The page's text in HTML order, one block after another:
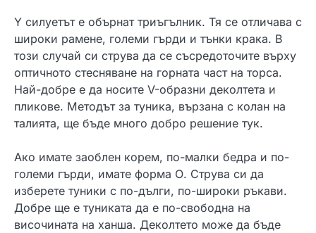
Y силуетът е обърнат триъгълник. Тя се отличава с
широки рамене, големи гърди и тънки крака. В
този случай си струва да се съсредоточите върху
оптичното стесняване на горната част на торса.
Най-добре е да носите V-образни деколтета и
пликове. Методът за туника, вързана с колан на
талията, ще бъде много добро решение тук.
Ако имате заоблен корем, по-малки бедра и по-
големи гърди, имате форма О. Струва си да
изберете туники с по-дълги, по-широки ръкави.
Добре ще е туниката да е по-свободна на
височината на ханша. Деколтето може да бъде